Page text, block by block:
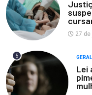
27
5 GERAL
Lei